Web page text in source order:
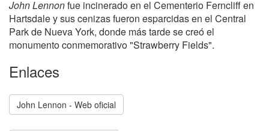
John Lennonfue incinerado en el Cementerio Ferncliff en
Hartsdale y sus cenizas fueron esparcidas en el Central
Park de Nueva York, donde más tarde se creó el
monumento conmemorativo "Strawberry Fields".
Enlaces
John Lennon - Web oficial